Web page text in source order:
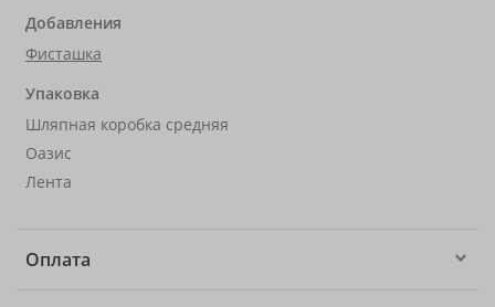
Добавления
Фисташка
Упаковка
Шляпная коробка средняя
Оазис
Лента
Оплата